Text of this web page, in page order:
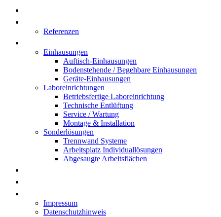
Referenzen
Einhausungen
Auftisch-Einhausungen
Bodenstehende / Begehbare Einhausungen
Geräte-Einhausungen
Laboreinrichtungen
Betriebsfertige Laboreinrichtung
Technische Entlüftung
Service / Wartung
Montage & Installation
Sonderlösungen
Trennwand Systeme
Arbeitsplatz Individuallösungen
Abgesaugte Arbeitsflächen
Impressum
Datenschutzhinweis